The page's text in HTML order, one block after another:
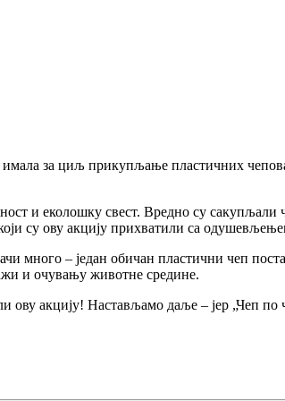
имала за циљ прикупљање пластичних
и еколошку свест. Вредно су
су ову акцију прихватили са
много – један обичан пластични чеп
и очувању животне средине.
акцију! Настављамо даље – јер „Чеп по